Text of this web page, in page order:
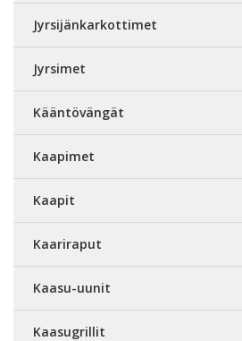
Jyrsijänkarkottimet
Jyrsimet
Kääntövängät
Kaapimet
Kaapit
Kaariraput
Kaasu-uunit
Kaasugrillit